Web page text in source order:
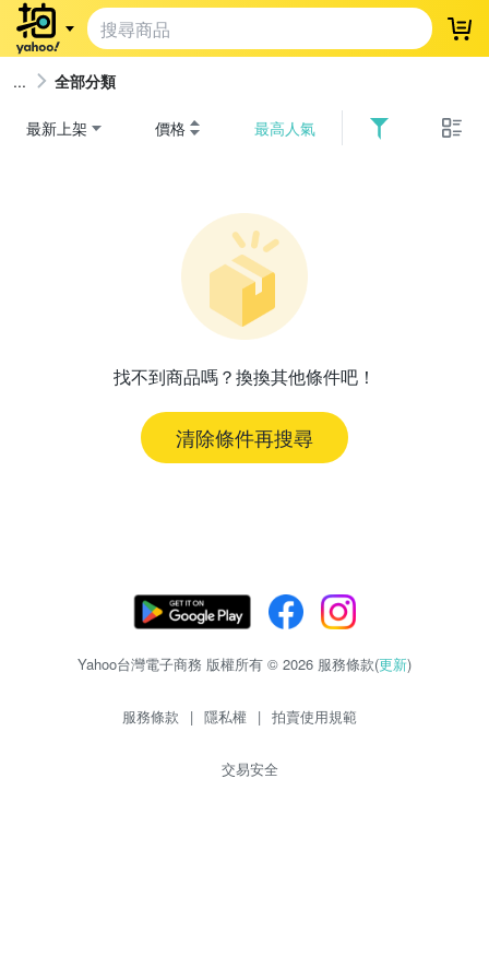
登
全部分類
最新上架 價格 最高人氣
找不到商品嗎？換換其他條件吧！
清除條件再搜尋
Yahoo台灣電子商務 版權所有 © 2026 服務條款(更新)
服務條款 | 隱私權 | 拍賣使用規範
交易安全